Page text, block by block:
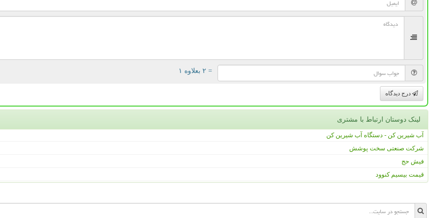
= ۲ بعلاوه ۱
درج دیدگاه
لینک دوستان ارتباط با مشتری
آب شیرین کن - دستگاه آب شیرین کن
شرکت صنعتی سخت پوشش
فیش حج
قیمت بیسیم کنوود